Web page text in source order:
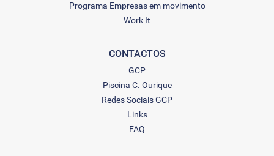
Programa Empresas em movimento
Work It
CONTACTOS
GCP
Piscina C. Ourique
Redes Sociais GCP
Links
FAQ